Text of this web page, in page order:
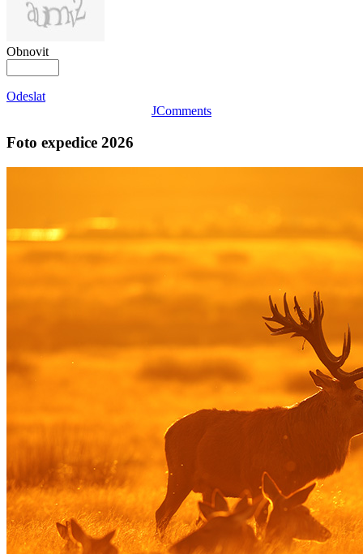
Obnovit
Odeslat
JComments
Foto expedice 2026